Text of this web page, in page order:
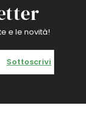
e le novità!
Sottoscrivi